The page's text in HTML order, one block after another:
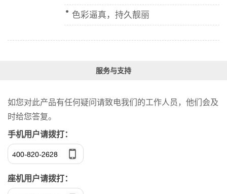
色彩逼真，持久靓丽
服务与支持
如您对此产品有任何疑问请致电我们的工作人员，他们会及
时给您答复。
手机用户请拨打：
400-820-2628
座机用户请拨打：